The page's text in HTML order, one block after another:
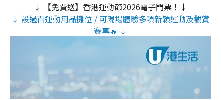
↓ 【免費送】香港運動節2026電子門票！↓
↓ 設過百運動用品攤位 / 可現場體驗多項新穎運動及觀賞
賽事🔥 ↓